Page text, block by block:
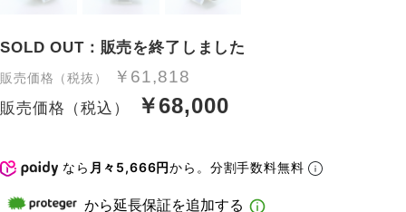
SOLD OUT：販売を終了しました
販売価格（税抜） ￥61,818
販売価格（税込） ￥68,000
なら 月々5,666円から。分割手数料無料